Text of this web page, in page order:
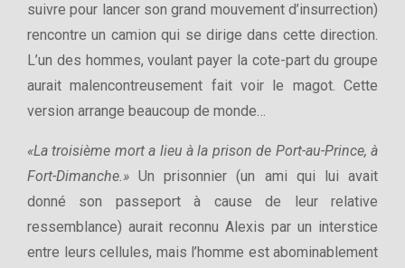
suivre pour lancer son grand mouvement d’insurrection)
rencontre un camion qui se dirige dans cette direction.
L’un des hommes, voulant payer la cote-part du groupe
aurait malencontreusement fait voir le magot. Cette
version arrange beaucoup de monde…
«La troisième mort a lieu à la prison de Port-au-Prince, à
Fort-Dimanche.» Un prisonnier (un ami qui lui avait
donné son passeport à cause de leur relative
ressemblance) aurait reconnu Alexis par un interstice
entre leurs cellules, mais l’homme est abominablement